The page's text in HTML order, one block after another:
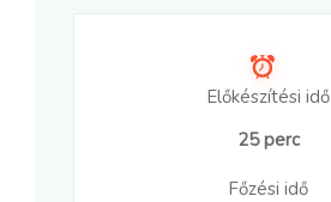
Előkészítési idő
25 perc
Főzési idő